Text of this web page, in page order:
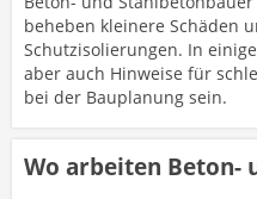
beheben kleinere Schäden
Schutzisolierungen. In
aber auch Hinweise für
bei der Bauplanung sein.
Wo arbeiten Beton-